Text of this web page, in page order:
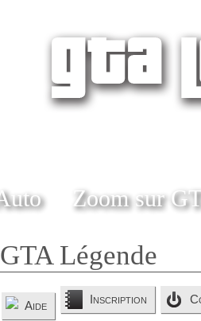
Zoom sur
Légende
Aide Inscription